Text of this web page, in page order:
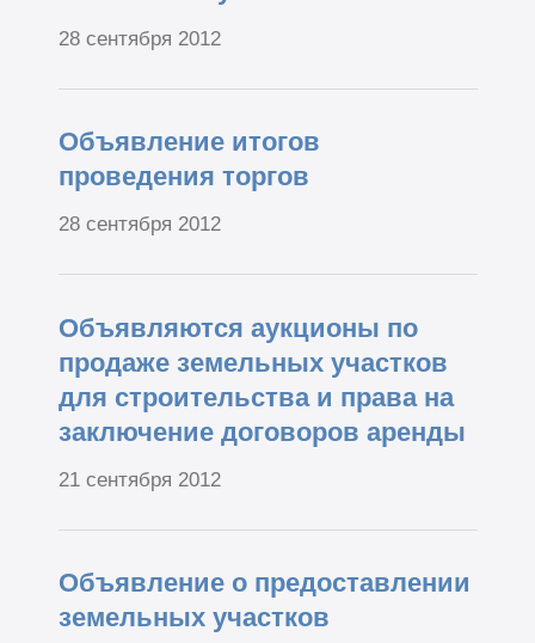
28 сентября 2012
Объявление итогов
проведения торгов
28 сентября 2012
Объявляются аукционы по
продаже земельных участков
для строительства и права на
заключение договоров аренды
21 сентября 2012
Объявление о предоставлении
земельных участков